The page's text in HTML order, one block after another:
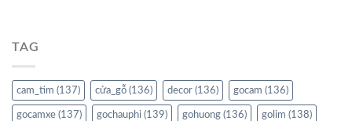
TAG
cam_tim (137) cửa_gỗ (136) decor (136) gocam (136)
gocamxe (137) gochauphi (139) gohuong (136) golim (138)